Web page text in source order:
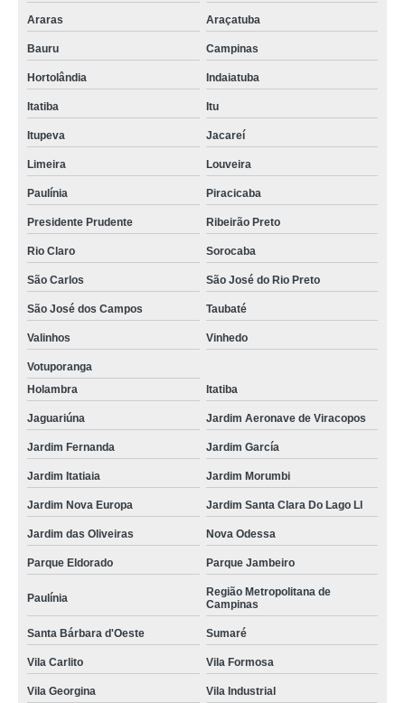
Araras Araçatuba
Bauru Campinas
Hortolândia Indaiatuba
Itatiba Itu
Itupeva Jacareí
Limeira Louveira
Paulínia Piracicaba
Presidente Prudente Ribeirão Preto
Rio Claro Sorocaba
São Carlos São José do Rio Preto
São José dos Campos Taubaté
Valinhos Vinhedo
Votuporanga
Holambra
Itatiba
Jaguariúna Jardim Aeronave de Viracopos
Jardim Fernanda Jardim García
Jardim Itatiaia Jardim Morumbi
Jardim Nova Europa Jardim Santa Clara Do Lago Ll
Jardim das Oliveiras Nova Odessa
Parque Eldorado Parque Jambeiro
Paulínia
Região Metropolitana de
Campinas
Santa Bárbara d'Oeste Sumaré
Vila Carlito Vila Formosa
Vila Georgina Vila Industrial